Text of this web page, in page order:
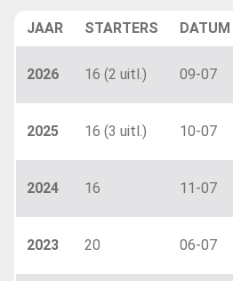
JAAR STARTERS DATUM
2026 16 (2 uitl.) 09-07
2025 16 (3 uitl.) 10-07
2024 16 11-07
2023 20 06-07